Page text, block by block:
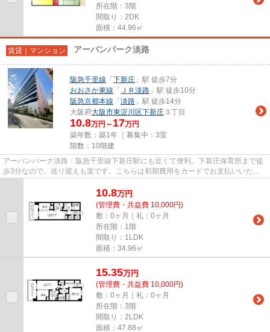
所在階：3階
間取り：2DK
面積：44.96㎡
賃貸｜マンション アーバンパーク淡路
阪急千里線 「 下新庄 」駅 徒歩7分
おおさか東線 「 ＪＲ淡路 」駅 徒歩10分
阪急京都本線 「 淡路 」駅 徒歩14分
大阪府大阪市東淀川区下新庄 ３丁目
10.8万円～ 17万円
築年数：築1年 ｜募集中： 3室
階数：10階建
アーバンパーク淡路：阪急千里線下新庄駅にも近くて便利。下新庄保育所まで徒
歩3分なので、送り迎えも楽です。こちらは初期費用をカードでお支払いいただ
10.8万円
(管理費・共益費 10,000円)
敷：0ヶ月｜礼：0ヶ月
所在階：1階
間取り：1LDK
面積：34.96㎡
15.35万円
(管理費・共益費 10,000円)
敷：0ヶ月｜礼：0ヶ月
所在階：3階
間取り：2LDK
面積：47.88㎡